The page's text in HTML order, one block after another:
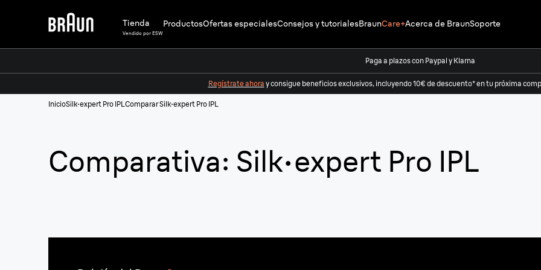
Tienda
Vendido por ESW
ProductosOfertas especialesConsejos y tutorialesBraunCare+Acerca de BraunSoporte
Paga a plazos con Paypal y Klarna
Regístrate ahora y consigue beneficios exclusivos, incluyendo 10€ de descuento* en tu próxima
InicioSilk·expert Pro IPLComparar Silk·expert Pro IPL
Comparativa: Silk·expert Pro IPL